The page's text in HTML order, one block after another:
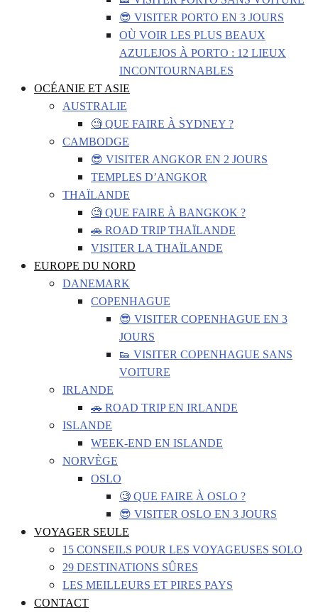
😎 VISITER PORTO EN 3 JOURS
OÙ VOIR LES PLUS BEAUX
AZULEJOS À PORTO : 12 LIEUX
INCONTOURNABLES
OCÉANIE ET ASIE
AUSTRALIE
🧐 QUE FAIRE À SYDNEY ?
CAMBODGE
😎 VISITER ANGKOR EN 2 JOURS
TEMPLES D’ANGKOR
THAÏLANDE
🧐 QUE FAIRE À BANGKOK ?
🚗 ROAD TRIP THAÏLANDE
VISITER LA THAÏLANDE
EUROPE DU NORD
DANEMARK
COPENHAGUE
😎 VISITER COPENHAGUE EN 3
JOURS
👟 VISITER COPENHAGUE SANS
VOITURE
IRLANDE
🚗 ROAD TRIP EN IRLANDE
ISLANDE
WEEK-END EN ISLANDE
NORVÈGE
OSLO
🧐 QUE FAIRE À OSLO ?
😎 VISITER OSLO EN 3 JOURS
VOYAGER SEULE
15 CONSEILS POUR LES VOYAGEUSES SOLO
29 DESTINATIONS SÛRES
LES MEILLEURS ET PIRES PAYS
CONTACT